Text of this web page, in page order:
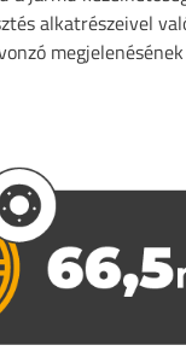
alkatrészeivel